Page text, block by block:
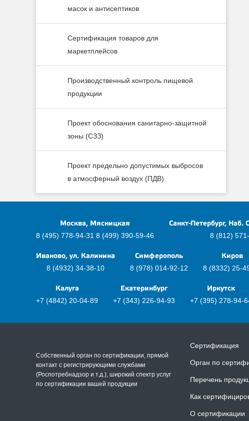
масок и антисептиков
Сертификация товаров для
маркетплейсов
Производственный контроль пищевой
продукции
Проект обоснования санитарно-защитной
зоны (СЗЗ)
Проект предельно допустимых выбросов
в атмосферный воздух (ПДВ)
Москва, Мясницкая
8 (495) 778-94-31 8 (499) 390-59-46
Санкт-Петербург, Наб.
8 (812)
Иваново, ул. Калинина
8 (4932) 34-38-10
Симферополь
8 (978) 014-92-12
Киров
8 (8332) 25-
Калуга
+7 (4842) 20-04-89
Екатеринбург
+7 (343) 226-94-93
Иркутск
+7 (395) 278-94-
Собственный орган по сертификации, прямой
контакт с регистрирующими службами
(Роспотребнадзор и т.д.), широкий спектр услуг
по сертификации вашей продукции
Сертификация
Орган по
Перечень
Как
О сертификации